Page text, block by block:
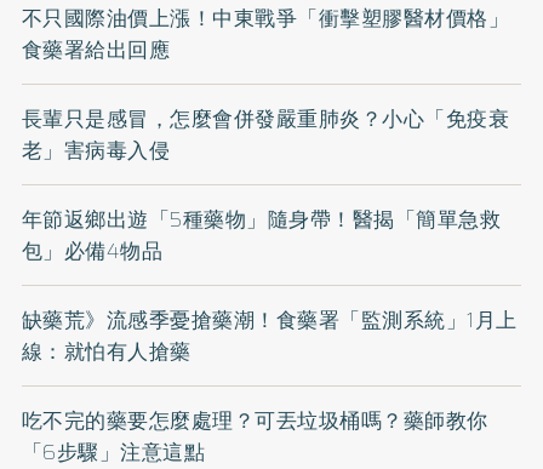
不只國際油價上漲！中東戰爭「衝擊塑膠醫材價格」
食藥署給出回應
長輩只是感冒，怎麼會併發嚴重肺炎？小心「免疫衰
老」害病毒入侵
年節返鄉出遊「5種藥物」隨身帶！醫揭「簡單急救
包」必備4物品
缺藥荒》流感季憂搶藥潮！食藥署「監測系統」1月上
線：就怕有人搶藥
吃不完的藥要怎麼處理？可丟垃圾桶嗎？藥師教你
「6步驟」注意這點